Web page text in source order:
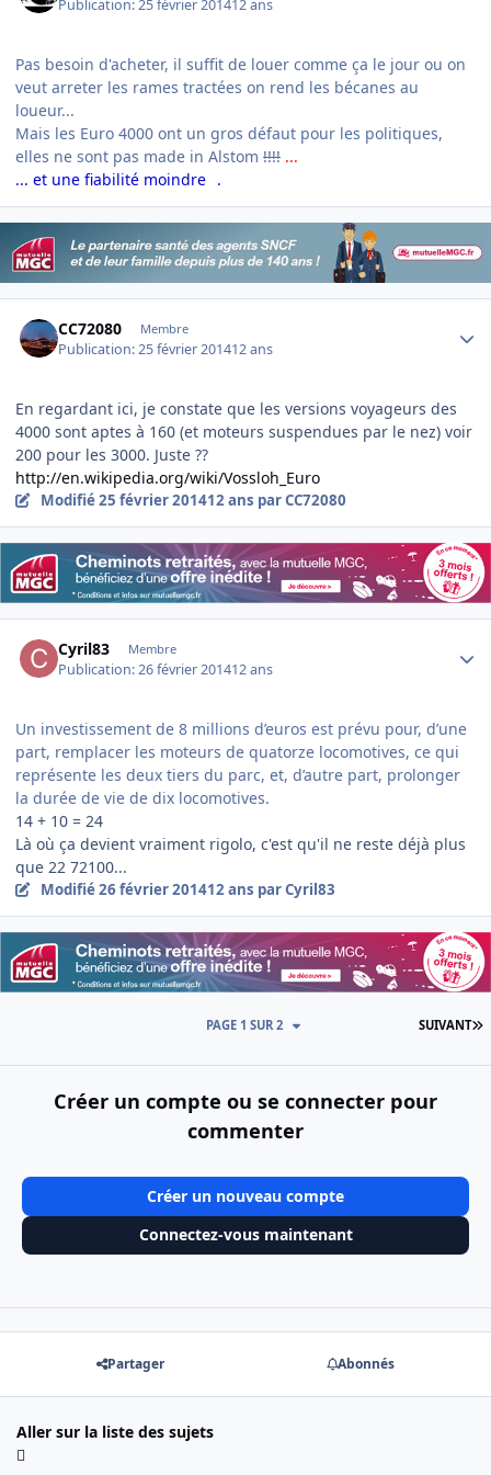
Publication:25 février 201412 ans
Pas besoin d'acheter, il suffit de louer comme ça le jour ou on
veut arreter les rames tractées on rend les bécanes au
loueur...
Mais les Euro 4000 ont un gros défaut pour les politiques,
elles ne sont pas made in Alstom !!!! ...
... et une fiabilité moindre .
CC72080 Membre
Publication:25 février 201412 ans
En regardant ici, je constate que les versions voyageurs des
4000 sont aptes à 160 (et moteurs suspendues par le nez) voir
200 pour les 3000. Juste ??
http://en.wikipedia.org/wiki/Vossloh_Euro
Modifié25 février 201412 ans par CC72080
Cyril83 Membre
Publication:26 février 201412 ans
Un investissement de 8 millions d’euros est prévu pour, d’une
part, remplacer les moteurs de quatorze locomotives, ce qui
représente les deux tiers du parc, et, d’autre part, prolonger
la durée de vie de dix locomotives.
14 + 10 = 24
Là où ça devient vraiment rigolo, c'est qu'il ne reste déjà plus
que 22 72100...
Modifié26 février 201412 ans par Cyril83
SUIVANT
PAGE 1 SUR 2
Créer un compte ou se connecter pour
commenter
Créer un nouveau compte
Connectez-vous maintenant
Partager Abonnés
Aller sur la liste des sujets